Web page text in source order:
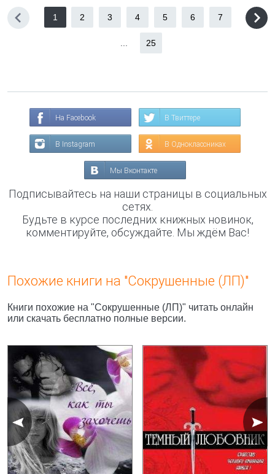
1 2 3 4 5 6 7
25
На Facebook В Твиттере
В Instagram В Одноклассниках
Мы Вконтакте
Подписывайтесь на наши страницы в социальных
сетях.
Будьте в курсе последних книжных новинок,
комментируйте, обсуждайте. Мы ждём Вас!
Похожие книги на "Сокрушенные (ЛП)"
Книги похожие на "Сокрушенные (ЛП)" читать онлайн
или скачать бесплатно полные версии.